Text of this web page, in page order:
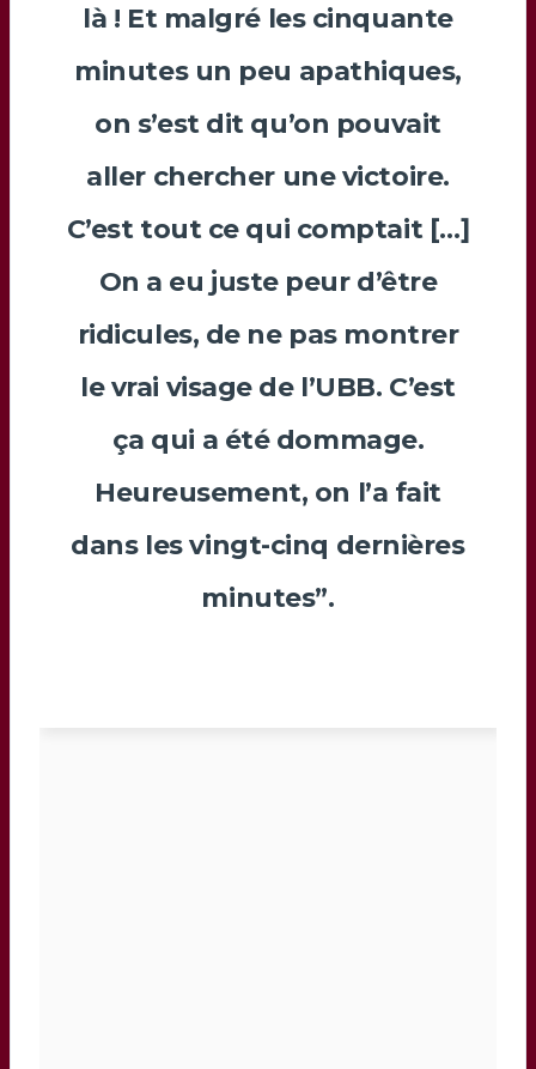
là ! Et malgré les cinquante
minutes un peu apathiques,
on s’est dit qu’on pouvait
aller chercher une victoire.
C’est tout ce qui comptait […]
On a eu juste peur d’être
ridicules, de ne pas montrer
le vrai visage de l’UBB. C’est
ça qui a été dommage.
Heureusement, on l’a fait
dans les vingt-cinq dernières
minutes”.